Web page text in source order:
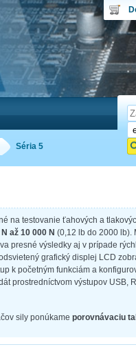
Séria 5
na testovanie ťahových a
až 10 000 N (0,12 lb do 2000 lb).
presné výsledky aj v prípade
grafický displej LCD
k početným funkciám a
prostredníctvom výstupov USB,
sily ponúkame porovnávaciu
Počet